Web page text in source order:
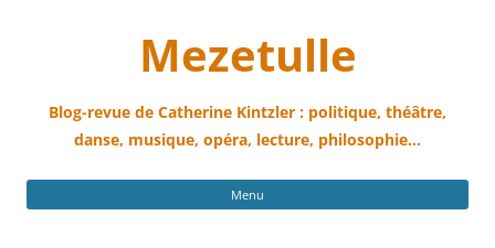
Mezetulle
Blog-revue de Catherine Kintzler : politique, théâtre,
danse, musique, opéra, lecture, philosophie…
Menu